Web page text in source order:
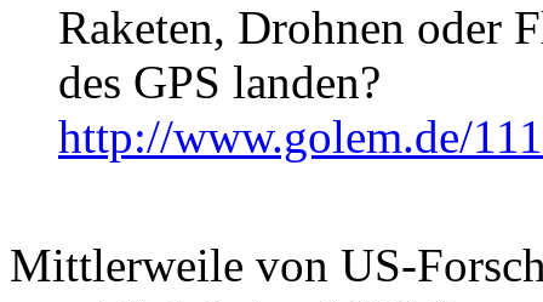
Raketen, Drohnen oder
des GPS landen?
http://www.golem.de/
Mittlerweile von US-